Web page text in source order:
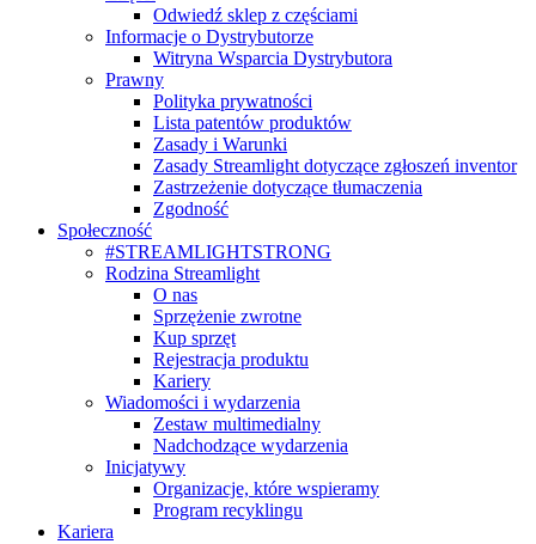
Odwiedź sklep z częściami
Informacje o Dystrybutorze
Witryna Wsparcia Dystrybutora
Prawny
Polityka prywatności
Lista patentów produktów
Zasady i Warunki
Zasady Streamlight dotyczące zgłoszeń inventor
Zastrzeżenie dotyczące tłumaczenia
Zgodność
Społeczność
#STREAMLIGHTSTRONG
Rodzina Streamlight
O nas
Sprzężenie zwrotne
Kup sprzęt
Rejestracja produktu
Kariery
Wiadomości i wydarzenia
Zestaw multimedialny
Nadchodzące wydarzenia
Inicjatywy
Organizacje, które wspieramy
Program recyklingu
Kariera